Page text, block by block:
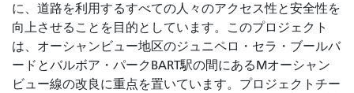
に、道路を利用するすべての人々のアクセス性と安全性を
向上させることを目的としています。このプロジェクト
は、オーシャンビュー地区のジュニペロ・セラ・ブールバ
ードとバルボア・パークBART駅の間にあるMオーシャン
ビュー線の改良に重点を置いています。プロジェクトチー